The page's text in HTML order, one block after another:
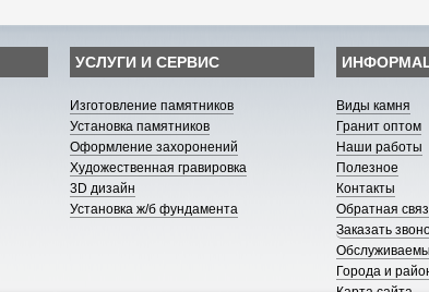
УСЛУГИ И СЕРВИС
Изготовление памятников
Установка памятников
Оформление захоронений
Художественная гравировка
3D дизайн
Установка ж/б фундамента
Виды камня
Гранит оптом
Наши работы
Полезное
Контакты
Обратная
Заказать
Города и